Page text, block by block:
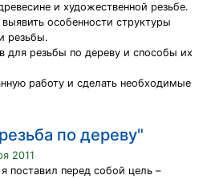
и художественной резьбе.
особенности структуры
резьбы.
для резьбы по дереву и способы их
работу и сделать необходимые
по дереву"
2011
поставил перед собой цель –